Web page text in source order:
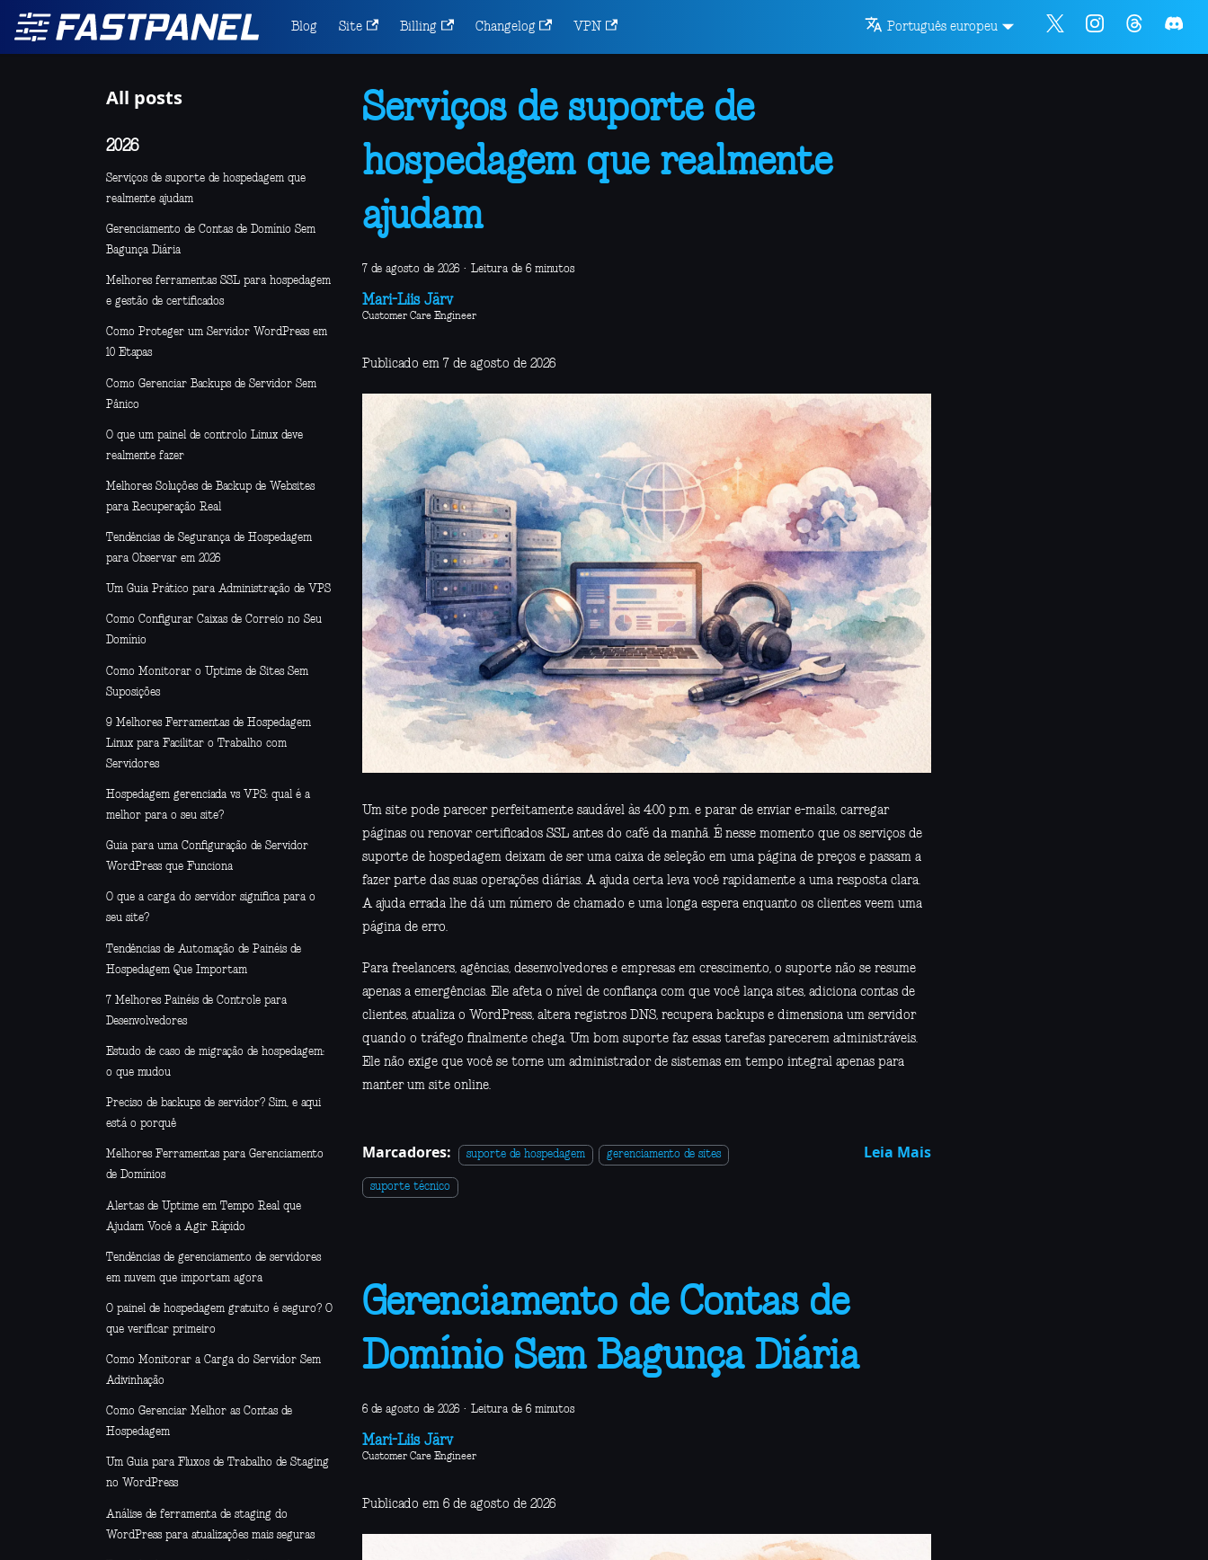
Blog Site Billing Changelog VPN Português europeu
All posts
2026
Serviços de suporte de hospedagem que
realmente ajudam
Gerenciamento de Contas de Domínio Sem
Bagunça Diária
Melhores ferramentas SSL para hospedagem
e gestão de certificados
Como Proteger um Servidor WordPress em
10 Etapas
Como Gerenciar Backups de Servidor Sem
Pânico
O que um painel de controlo Linux deve
realmente fazer
Melhores Soluções de Backup de Websites
para Recuperação Real
Tendências de Segurança de Hospedagem
para Observar em 2026
Um Guia Prático para Administração de VPS
Como Configurar Caixas de Correio no Seu
Domínio
Como Monitorar o Uptime de Sites Sem
Suposições
9 Melhores Ferramentas de Hospedagem
Linux para Facilitar o Trabalho com
Servidores
Hospedagem gerenciada vs VPS: qual é a
melhor para o seu site?
Guia para uma Configuração de Servidor
WordPress que Funciona
O que a carga do servidor significa para o
seu site?
Tendências de Automação de Painéis de
Hospedagem Que Importam
7 Melhores Painéis de Controle para
Desenvolvedores
Estudo de caso de migração de hospedagem:
o que mudou
Preciso de backups de servidor? Sim, e aqui
está o porquê
Melhores Ferramentas para Gerenciamento
de Domínios
Alertas de Uptime em Tempo Real que
Ajudam Você a Agir Rápido
Tendências de gerenciamento de servidores
em nuvem que importam agora
O painel de hospedagem gratuito é seguro? O
que verificar primeiro
Como Monitorar a Carga do Servidor Sem
Adivinhação
Como Gerenciar Melhor as Contas de
Hospedagem
Um Guia para Fluxos de Trabalho de Staging
no WordPress
Análise de ferramenta de staging do
WordPress para atualizações mais seguras
Serviços de suporte de
hospedagem que realmente
ajudam
7 de agosto de 2026 · Leitura de 6 minutos
Mari-Liis Järv
Customer Care Engineer
Publicado em 7 de agosto de 2026
Um site pode parecer perfeitamente saudável às 4:00 p.m. e parar de enviar e-mails, carregar
páginas ou renovar certificados SSL antes do café da manhã. É nesse momento que os serviços de
suporte de hospedagem deixam de ser uma caixa de seleção em uma página de preços e passam a
fazer parte das suas operações diárias. A ajuda certa leva você rapidamente a uma resposta clara.
A ajuda errada lhe dá um número de chamado e uma longa espera enquanto os clientes veem uma
página de erro.
Para freelancers, agências, desenvolvedores e empresas em crescimento, o suporte não se resume
apenas a emergências. Ele afeta o nível de confiança com que você lança sites, adiciona contas de
clientes, atualiza o WordPress, altera registros DNS, recupera backups e dimensiona um servidor
quando o tráfego finalmente chega. Um bom suporte faz essas tarefas parecerem administráveis.
Ele não exige que você se torne um administrador de sistemas em tempo integral apenas para
manter um site online.
Marcadores: suporte de hospedagem gerenciamento de sites
suporte técnico
Leia Mais
Gerenciamento de Contas de
Domínio Sem Bagunça Diária
6 de agosto de 2026 · Leitura de 6 minutos
Mari-Liis Järv
Customer Care Engineer
Publicado em 6 de agosto de 2026